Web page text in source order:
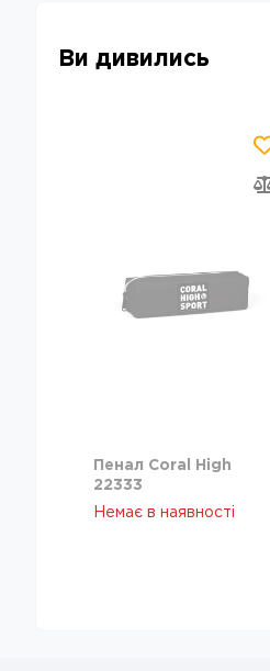
Ви дивились
Пенал Coral High
22333
Немає в наявності